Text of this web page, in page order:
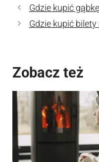
Gdzie kupić
Gdzie kupić bilety
Zobacz też